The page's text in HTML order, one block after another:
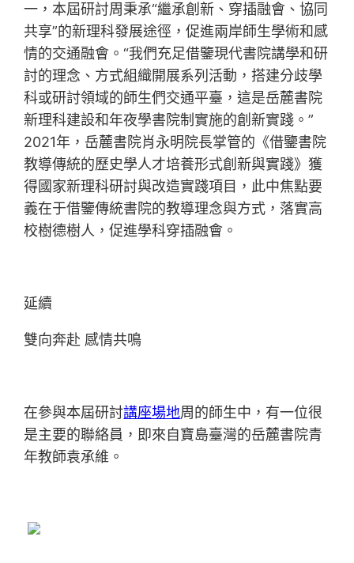
一，本屆研討周秉承“繼承創新、穿插融會、協同
共享”的新理科發展途徑，促進兩岸師生學術和感
情的交通融會。“我們充足借鑒現代書院講學和研
討的理念、方式組織開展系列活動，搭建分歧學
科或研討領域的師生們交通平臺，這是岳麓書院
新理科建設和年夜學書院制實施的創新實踐。”
2021年，岳麓書院肖永明院長掌管的《借鑒書院
教導傳統的歷史學人才培養形式創新與實踐》獲
得國家新理科研討與改造實踐項目，此中焦點要
義在于借鑒傳統書院的教導理念與方式，落實高
校樹德樹人，促進學科穿插融會。
延續
雙向奔赴 感情共鳴
在參與本屆研討講座場地周的師生中，有一位很
是主要的聯絡員，即來自寶島臺灣的岳麓書院青
年教師袁承維。